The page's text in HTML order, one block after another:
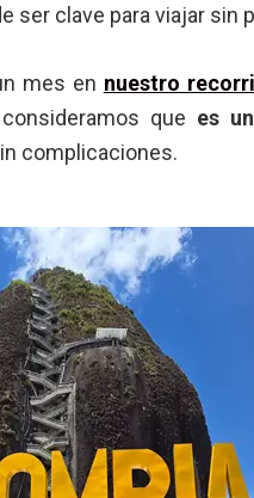
ser clave para viajar sin
mes en nuestro
que es
complicaciones.